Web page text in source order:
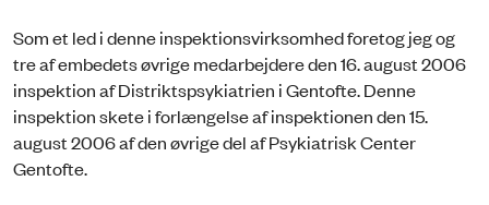
Som et led i denne inspektionsvirksomhed foretog jeg og
tre af embedets øvrige medarbejdere den 16. august 2006
inspektion af Distriktspsykiatrien i Gentofte. Denne
inspektion skete i forlængelse af inspektionen den 15.
august 2006 af den øvrige del af Psykiatrisk Center
Gentofte.